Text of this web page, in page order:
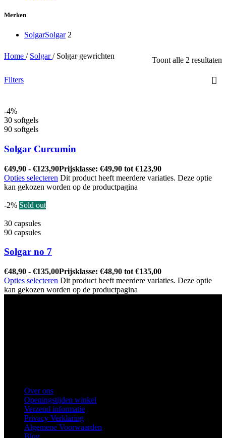
Merken
SolgarSolgar 2
Home / Solgar/ Solgar gewrichten Toont alle 2 resultaten
Filters
-4%
30 softgels
90 softgels
Solgar Curcumin
€49,90 - €123,90Prijsklasse: €49,90 tot €123,90
Opties selecteren Dit product heeft meerdere variaties. Deze optie
kan gekozen worden op de productpagina
-2% Sold out
30 capsules
90 capsules
Solgar no 7
€48,90 - €135,00Prijsklasse: €48,90 tot €135,00
Opties selecteren Dit product heeft meerdere variaties. Deze optie
kan gekozen worden op de productpagina
Over ons
Openingstijden winkel
Verzend informatie
Privacy Verklaring
Algemene Voorwaarden